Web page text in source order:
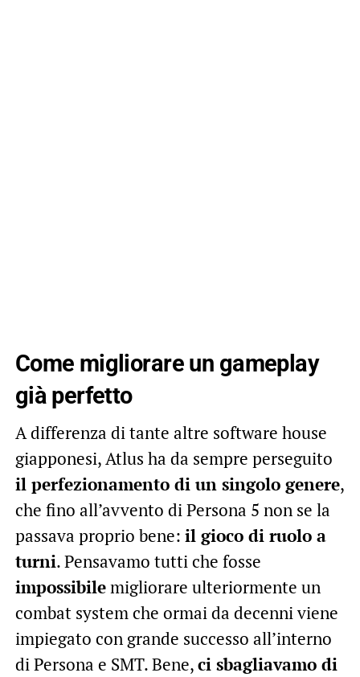
Come migliorare un gameplay
già perfetto
A differenza di tante altre software house
giapponesi, Atlus ha da sempre perseguito
il perfezionamento di un singolo genere,
che fino all’avvento di Persona 5 non se la
passava proprio bene: il gioco di ruolo a
turni. Pensavamo tutti che fosse
impossibilemigliorare ulteriormente un
combat system che ormai da decenni viene
impiegato con grande successo all’interno
di Persona e SMT. Bene,ci sbagliavamo di